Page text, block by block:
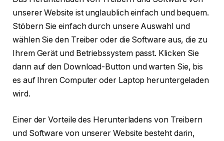
unserer Website ist unglaublich einfach und bequem.
Stöbern Sie einfach durch unsere Auswahl und
wählen Sie den Treiber oder die Software aus, die zu
Ihrem Gerät und Betriebssystem passt. Klicken Sie
dann auf den Download-Button und warten Sie, bis
es auf Ihren Computer oder Laptop heruntergeladen
wird.
Einer der Vorteile des Herunterladens von Treibern
und Software von unserer Website besteht darin,